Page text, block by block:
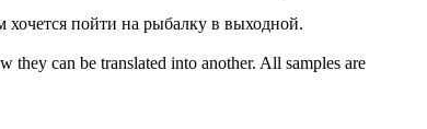
хочется пойти на рыбалку в выходной.
they can be translated into another. All samples are